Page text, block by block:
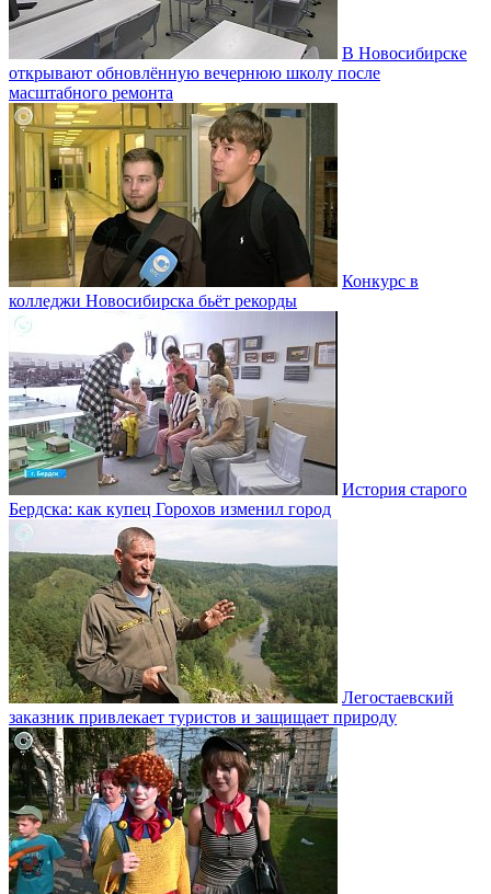
В Новосибирске
открывают обновлённую вечернюю школу после
масштабного ремонта
Конкурс в
колледжи Новосибирска бьёт рекорды
История старого
Бердска: как купец Горохов изменил город
Легостаевский
заказник привлекает туристов и защищает природу